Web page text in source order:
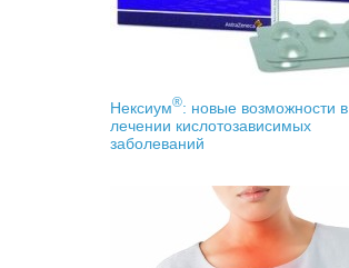
Нексиум®: новые возможности в
лечении кислотозависимых
заболеваний